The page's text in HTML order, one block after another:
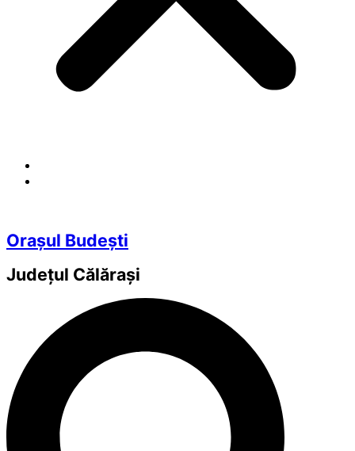
Orașul Budești
Județul Călărași